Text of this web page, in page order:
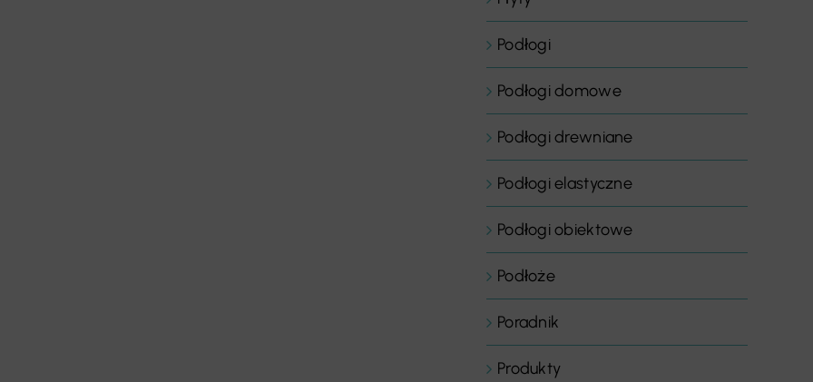
Podłogi
Podłogi domowe
Podłogi drewniane
Podłogi elastyczne
Podłogi obiektowe
Podłoże
Poradnik
Produkty